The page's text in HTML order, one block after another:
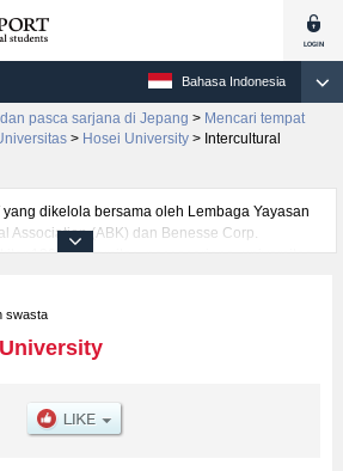
Bahasa Indonesia
pasca sarjana di Jepang > Mencari tempat
> Hosei University > Intercultural
yang dikelola bersama oleh Lembaga Yayasan
Association (ABK) dan Benesse Corp.
1300 universitas, pascasarjana, universitas
AdministrationatauFakultas
EconomicsatauFakultas Social
CommunicationatauFakultas
Lifelong Learning and Career
and DesignatauFakultas Bioscience and
swasta